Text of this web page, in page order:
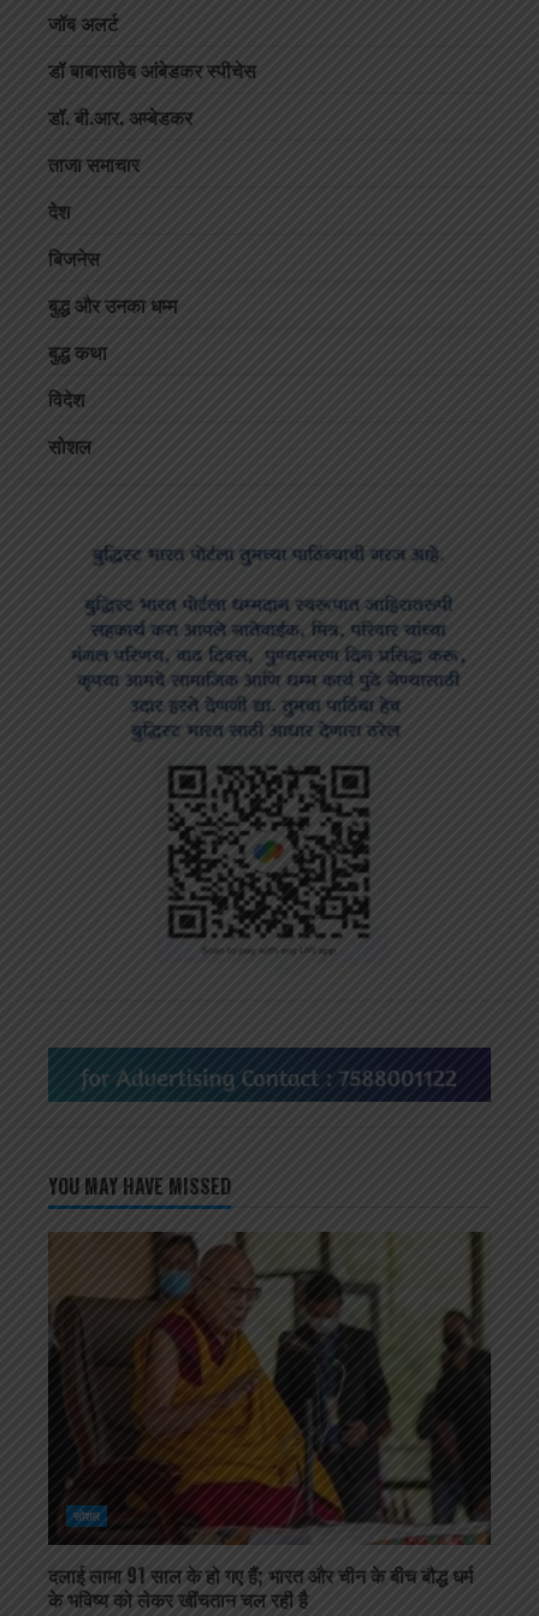
जॉब अलर्ट
डॉ बाबासाहेब आंबेडकर स्पीचेस
डॉ. बी.आर. अम्बेडकर
ताजा समाचार
देश
बिजनेस
बुद्ध और उनका धम्म
बुद्ध कथा
विदेश
सोशल
YOU MAY HAVE MISSED
सोशल
दलाई लामा 91 साल के हो गए हैं; भारत और चीन के बीच बौद्ध धर्म
के भविष्य को लेकर खींचतान चल रही है